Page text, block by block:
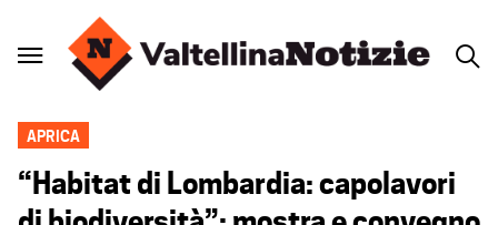
APRICA
“Habitat di Lombardia: capolavori